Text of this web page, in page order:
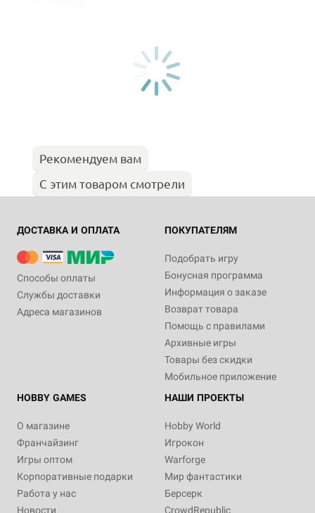
Рекомендуем вам
С этим товаром смотрели
ДОСТАВКА И ОПЛАТА
Способы оплаты
Службы доставки
Адреса магазинов
ПОКУПАТЕЛЯМ
Подобрать игру
Бонусная программа
Информация о заказе
Возврат товара
Помощь с правилами
Архивные игры
Товары без скидки
Мобильное приложение
HOBBY GAMES
О магазине
Франчайзинг
Игры оптом
Корпоративные подарки
Работа у нас
Новости
НАШИ ПРОЕКТЫ
Hobby World
Игрокон
Warforge
Мир фантастики
Берсерк
CrowdRepublic